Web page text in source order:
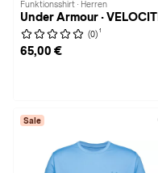
Funktionsshirt · Herren
Under Armour · VELOCITI
(0) 1
65,00 €
Sale